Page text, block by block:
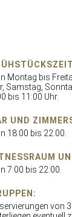
Montag bis
Samstag,
7:00 bis 11:00 Uhr.
UND
18:00 bis 22:00.
7:00 bis 22:00.
von